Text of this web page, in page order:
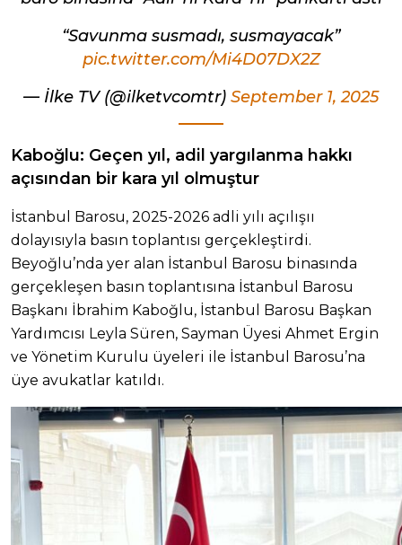
“Savunma susmadı, susmayacak”
pic.twitter.com/Mi4D07DX2Z
— İlke TV (@ilketvcomtr) September 1, 2025
Kaboğlu: Geçen yıl, adil yargılanma hakkı
açısından bir kara yıl olmuştur
İstanbul Barosu, 2025-2026 adli yılı açılışıı
dolayısıyla basın toplantısı gerçekleştirdi.
Beyoğlu’nda yer alan İstanbul Barosu binasında
gerçekleşen basın toplantısına İstanbul Barosu
Başkanı İbrahim Kaboğlu, İstanbul Barosu Başkan
Yardımcısı Leyla Süren, Sayman Üyesi Ahmet Ergin
ve Yönetim Kurulu üyeleri ile İstanbul Barosu’na
üye avukatlar katıldı.